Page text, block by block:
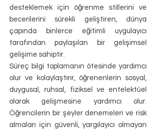
desteklemek için öğrenme stillerini ve
becerilerini sürekli geliştiren, dünya
çapında binlerce eğitimli uygulayıcı
tarafından paylaşılan bir gelişimsel
gelişime sahiptir.
Süreç bilgi toplamanın ötesinde yardımcı
olur ve kolaylaştırır, öğrenenlerin sosyal,
duygusal, ruhsal, fiziksel ve entelektüel
olarak gelişmesine yardımcı olur.
Öğrencilerin bir şeyler denemeleri ve risk
almaları için güvenli, yargılayıcı olmayan